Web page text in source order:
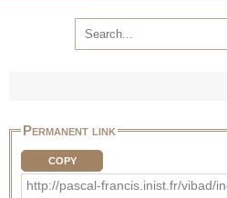
Permanent link
COPY
http://pascal-francis.inist.fr/vibad/